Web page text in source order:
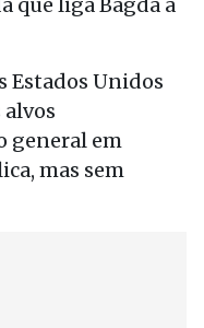
Estados Unidos
general em
mas sem